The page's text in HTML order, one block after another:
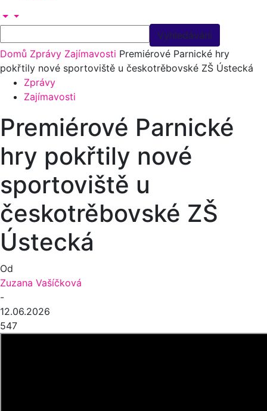
Domů Zprávy Zajímavosti Premiérové Parnické hry
pokřtily nové sportoviště u českotrěbovské ZŠ Ústecká
Zprávy
Zajímavosti
Premiérové Parnické
hry pokřtily nové
sportoviště u
českotrěbovské ZŠ
Ústecká
Od
Zuzana Vašíčková
-
12.06.2026
547